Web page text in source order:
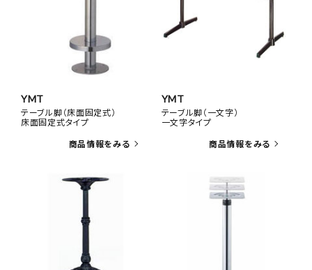
YMT
テーブル脚（床面固定式）
床面固定式タイプ
YMT
テーブル脚（一文字）
一文字タイプ